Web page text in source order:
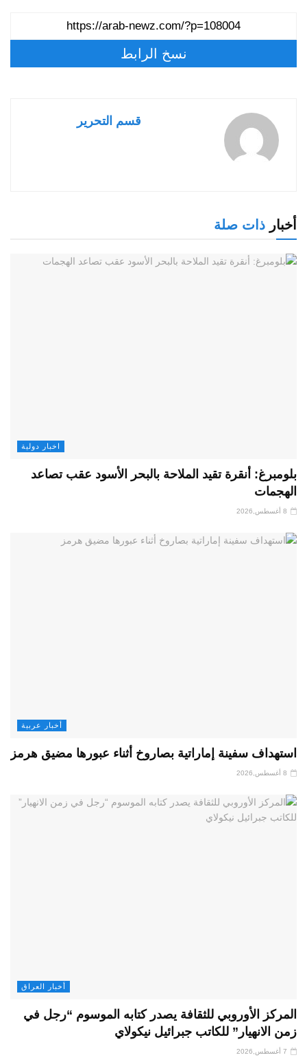
نسخ الرابط
قسم التحرير
أخبار ذات صلة
اخبار دولية
بلومبرغ: أنقرة تقيد الملاحة بالبحر الأسود عقب تصاعد
الهجمات
أخبار عربية
استهداف سفينة إماراتية بصاروخ أثناء عبورها مضيق هرمز
أخبار العراق
المركز الأوروبي للثقافة يصدر كتابه الموسوم “رجل في
زمن الانهيار” للكاتب جبرائيل نيكولاي